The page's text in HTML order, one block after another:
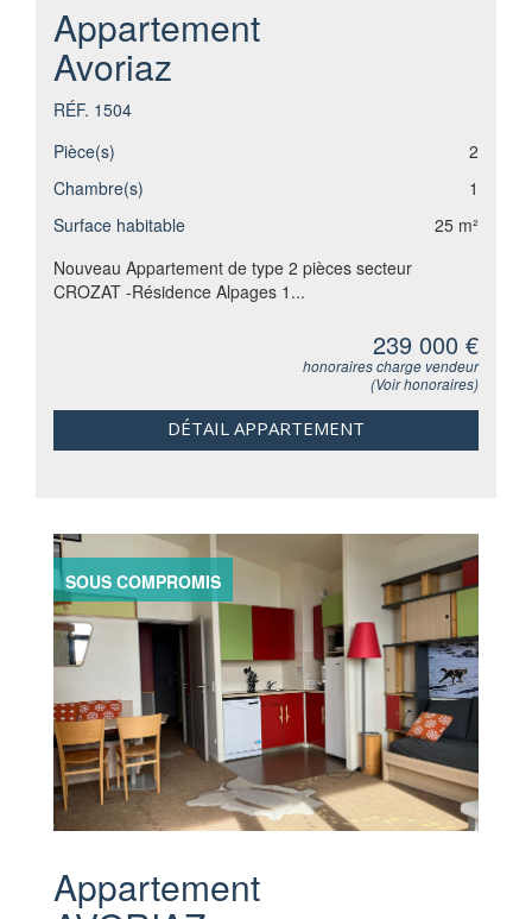
Appartement
Avoriaz
RÉF. 1504
Pièce(s)
2
Chambre(s)
1
Surface habitable
25 m²
Nouveau Appartement de type 2 pièces secteur
CROZAT -Résidence Alpages 1...
239 000 €
honoraires charge vendeur
(Voir honoraires)
DÉTAIL APPARTEMENT
SOUS COMPROMIS
Appartement